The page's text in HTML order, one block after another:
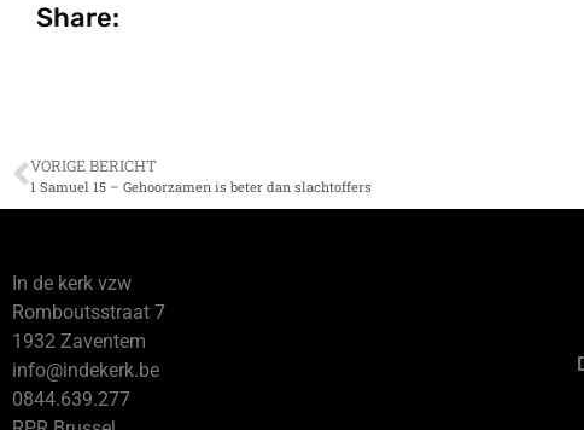
Share:
VORIGE BERICHT
1 Samuel 15 – Gehoorzamen is beter dan slachtoffers
In de kerk vzw
Romboutsstraat 7
1932 Zaventem
info@indekerk.be
0844.639.277